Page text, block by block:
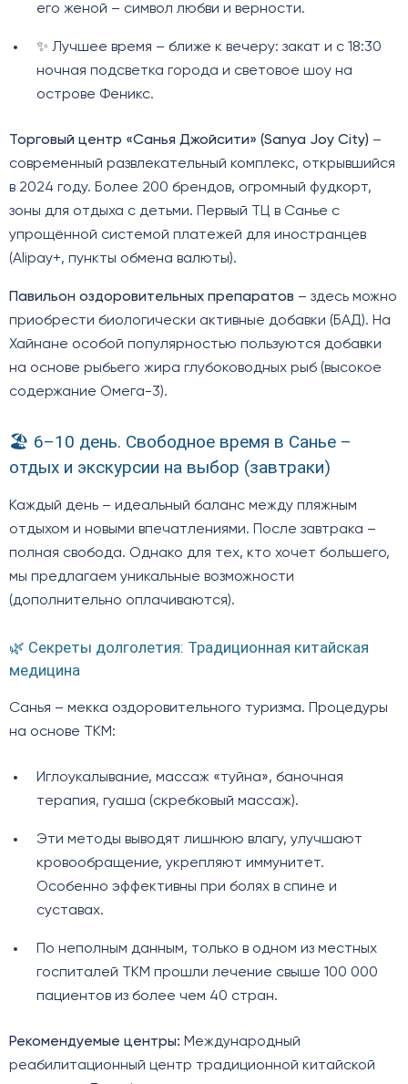
его женой – символ любви и верности.
✨ Лучшее время – ближе к вечеру: закат и с 18:30
ночная подсветка города и световое шоу на
острове Феникс.
Торговый центр «Санья Джойсити» (Sanya Joy City) –
современный развлекательный комплекс, открывшийся
в 2024 году. Более 200 брендов, огромный фудкорт,
зоны для отдыха с детьми. Первый ТЦ в Санье с
упрощённой системой платежей для иностранцев
(Alipay+, пункты обмена валюты).
Павильон оздоровительных препаратов – здесь можно
приобрести биологически активные добавки (БАД). На
Хайнане особой популярностью пользуются добавки
на основе рыбьего жира глубоководных рыб (высокое
содержание Омега-3).
🏖️ 6–10 день. Свободное время в Санье –
отдых и экскурсии на выбор (завтраки)
Каждый день – идеальный баланс между пляжным
отдыхом и новыми впечатлениями. После завтрака –
полная свобода. Однако для тех, кто хочет большего,
мы предлагаем уникальные возможности
(дополнительно оплачиваются).
🌿 Секреты долголетия: Традиционная китайская
медицина
Санья – мекка оздоровительного туризма. Процедуры
на основе ТКМ:
Иглоукалывание, массаж «туйна», баночная
терапия, гуаша (скребковый массаж).
Эти методы выводят лишнюю влагу, улучшают
кровообращение, укрепляют иммунитет.
Особенно эффективны при болях в спине и
суставах.
По неполным данным, только в одном из местных
госпиталей ТКМ прошли лечение свыше 100 000
пациентов из более чем 40 стран.
Рекомендуемые центры: Международный
реабилитационный центр традиционной китайской